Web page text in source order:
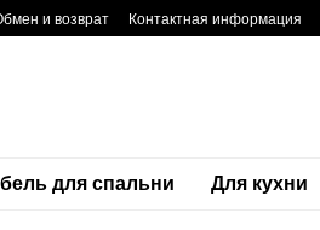
и возврат Контактная информация
для спальни Для кухни